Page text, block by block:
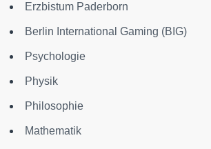
Erzbistum Paderborn
Berlin International Gaming (BIG)
Psychologie
Physik
Philosophie
Mathematik